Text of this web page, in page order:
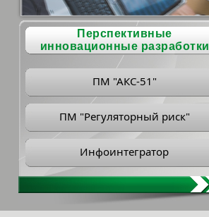
Перспективные
инновационные разработки
ПМ "АКС-51"
ПМ "Регуляторный риск"
Инфоинтегратор